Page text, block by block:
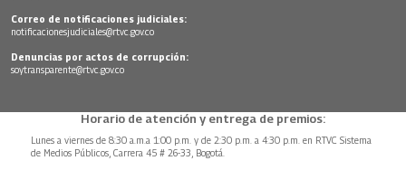
Correo de notificaciones judiciales:
notificacionesjudiciales@rtvc.gov.co
Denuncias por actos de corrupción:
soytransparente@rtvc.gov.co
Horario de atención y entrega de premios:
Lunes a viernes de 8:30 a.m.a 1:00 p.m. y de 2:30 p.m. a 4:30 p.m. en RTVC Sistema
de Medios Públicos, Carrera 45 # 26-33, Bogotá.